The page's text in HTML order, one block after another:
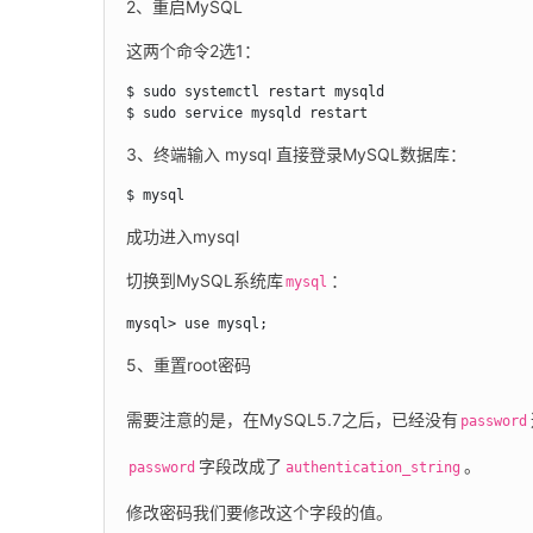
2、重启MySQL
这两个命令2选1：
$ sudo systemctl restart mysqld
$ sudo service mysqld restart
3、终端输入 mysql 直接登录MySQL数据库：
$ mysql
成功进入mysql
切换到MySQL系统库mysql ：
mysql> use mysql;
5、重置root密码
需要注意的是，在MySQL5.7之后，已经没有 password
password 字段改成了 authentication_string 。
修改密码我们要修改这个字段的值。